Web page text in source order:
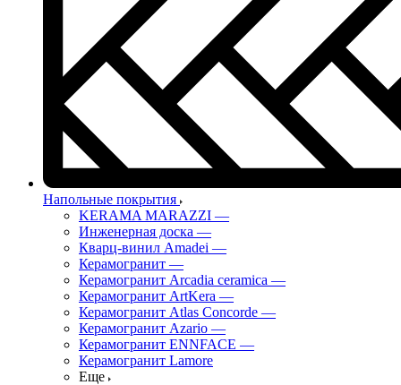
Напольные покрытия
KERAMA MARAZZI —
Инженерная доска —
Кварц-винил Amadei —
Керамогранит —
Керамогранит Arcadia ceramica —
Керамогранит ArtKera —
Керамогранит Atlas Concorde —
Керамогранит Azario —
Керамогранит ENNFACE —
Керамогранит Lamore
Еще